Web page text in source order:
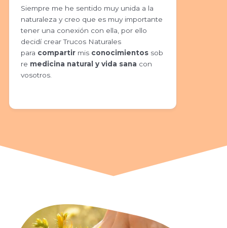
Siempre me he sentido muy unida a la
naturaleza y creo que es muy importante
tener una conexión con ella, por ello
decidí crear Trucos Naturales
para compartirmis conocimientossob
re medicina natural y vida sana con
vosotros.